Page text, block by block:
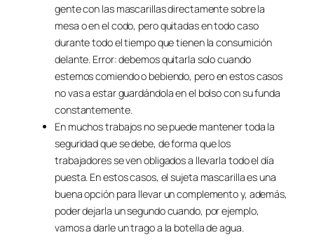
gente con las mascarillas directamente sobre la
mesa o en el codo, pero quitadas en todo caso
durante todo el tiempo que tienen la consumición
delante. Error: debemos quitarla solo cuando
estemos comiendo o bebiendo, pero en estos casos
no vas a estar guardándola en el bolso con su funda
constantemente.
En muchos trabajos no se puede mantener toda la
seguridad que se debe, de forma que los
trabajadores se ven obligados a llevarla todo el día
puesta. En estos casos, el sujeta mascarilla es una
buena opción para llevar un complemento y, además,
poder dejarla un segundo cuando, por ejemplo,
vamos a darle un trago a la botella de agua.